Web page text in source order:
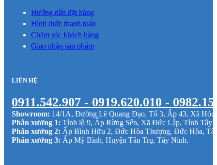
Hướng dẫn đặt hàng
Hình thức thanh toán
Chăm sóc khách hàng
Giao nhận sản phẩm
LIÊN HỆ
0911.542.907 - 0919.620.010 -
Showroom: 14/1A, Đường Lê Quang Đạo, Tổ 3, Ấp 43, Xã Hóc
Phân xưởng 1: Tỉnh lộ 9, Ấp Rừng Sến, Xã Đức Lập, Tỉnh Tây
Phân xưởng 2: Ấp Bình Hữu 2, Đức Hòa Thượng, Đức Hòa,
Phân xưởng 3: Ấp Mỹ Bình, Huyện Tân Trụ, Tây Ninh.